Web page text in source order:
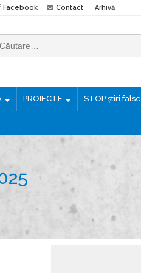
Facebook Contact Arhivă
PROIECTE STOP știri false